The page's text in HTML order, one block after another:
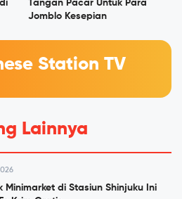
Tangan Pacar Untuk Para
Jomblo Kesepian
Station TV
Lainnya
Minimarket di Stasiun Shinjuku Ini